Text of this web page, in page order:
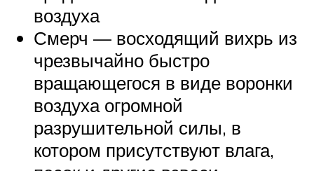
воздуха
Смерч — восходящий вихрь из
чрезвычайно быстро
вращающегося в виде воронки
воздуха огромной
разрушительной силы, в
котором присутствуют влага,